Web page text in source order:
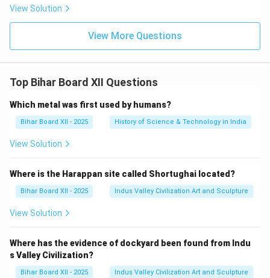
View Solution
View More Questions
Top Bihar Board XII Questions
Which metal was first used by humans?
Bihar Board XII - 2025 History of Science & Technology in India
View Solution
Where is the Harappan site called Shortughai located?
Bihar Board XII - 2025 Indus Valley Civilization Art and Sculpture
View Solution
Where has the evidence of dockyard been found from Indu
s Valley Civilization?
Bihar Board XII - 2025 Indus Valley Civilization Art and Sculpture